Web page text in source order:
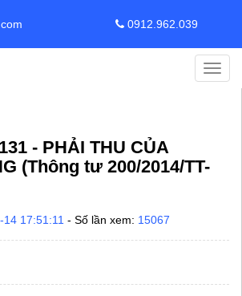
0912.962.039
- PHẢI THU CỦA
(Thông tư 200/2014/TT-
14 17:51:11 - Số lần xem: 15067